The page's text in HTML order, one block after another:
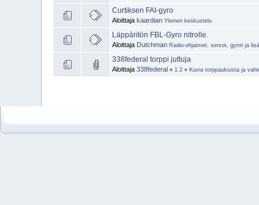
Curtiksen FAI-gyro
Aloittajakaardian Yleinen keskustelu
Läppäritön FBL-Gyro nitrolle.
Aloittaja Dutchman Radio-ohjaimet, servot, gyrot ja
338federal torppi juttuja
Aloittaja338federal « 1 2 » Kuvia torppauksista ja